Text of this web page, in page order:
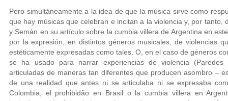
Pero simultáneamente a la idea de que la música sirve como
que hay músicas que celebran e incitan a la violencia y, por tanto,
y Semán en su artículo sobre la cumbia villera de Argentina en
por la expresión, en distintos géneros musicales, de violencias
estéticamente expresadas como tales. O, en el caso de géneros
se ha usado para narrar experiencias de violencia (Paredes
articuladas de maneras tan diferentes que producen asombro –
de una realidad que antes ni se articulaba ni se expresaba
Colombia, el prohibidão en Brasil o la cumbia villera en